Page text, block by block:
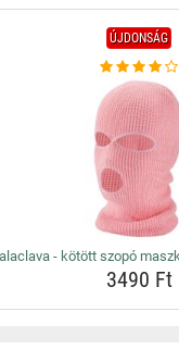
ÚJDONSÁG
- kötött szopó
3490 Ft